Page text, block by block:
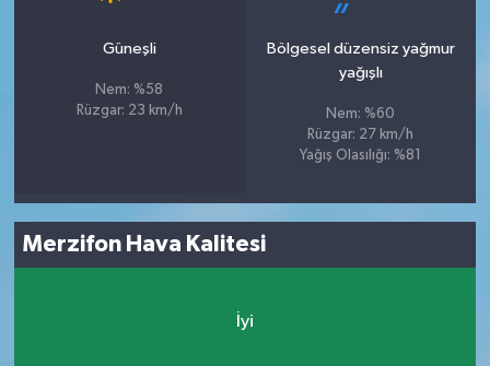
Güneşli
Nem: %58
Rüzgar: 23 km/h
Bölgesel düzensiz yağmur
yağışlı
Nem: %60
Rüzgar: 27 km/h
Yağış Olasılığı: %81
Merzifon Hava Kalitesi
İyi